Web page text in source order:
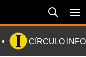
CÍRCULO